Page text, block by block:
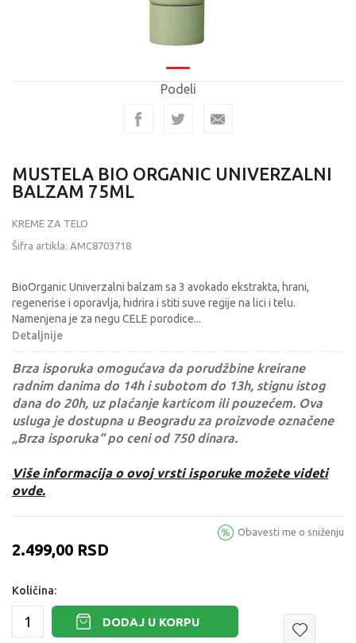
Podeli
MUSTELA BIO ORGANIC UNIVERZALNI
BALZAM 75ML
KREME ZA TELO
Šifra artikla: AMC8703718
BioOrganic Univerzalni balzam sa 3 avokado ekstrakta, hrani,
regenerise i oporavlja, hidrira i stiti suve regije na lici i telu.
Namenjena je za negu CELE porodice...
Detaljnije
Brza isporuka omogućava da porudžbine kreirane
radnim danima do 14h i subotom do 13h, stignu istog
dana do 20h, uz plaćanje karticom ili pouzećem. Ova
usluga je dostupna u Beogradu za proizvode označene
„Brza isporuka“ po ceni od 750 dinara.
Više informacija o ovoj vrsti isporuke možete videti
ovde.
2.499,00 RSD
Obavesti me o sniženju
Količina:
DODAJ U KORPU